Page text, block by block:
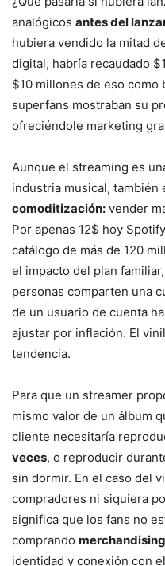
analógicos antes del
hubiera vendido la mitad
digital, habría recaudado
$10 millones de eso
superfans mostraban su
ofreciéndole marketing
Aunque el streaming es
industria musical, también
comoditización: vender
Por apenas 12$ hoy
catálogo de más de 120
el impacto del plan
personas comparten una
de un usuario de cuenta
ajustar por inflación. El
tendencia.
Para que un streamer
mismo valor de un álbum
cliente necesitaría
veces, o reproducir
sin dormir. En el caso del
compradores ni siquiera
significa que los fans no
comprando merchandising
identidad y conexión con